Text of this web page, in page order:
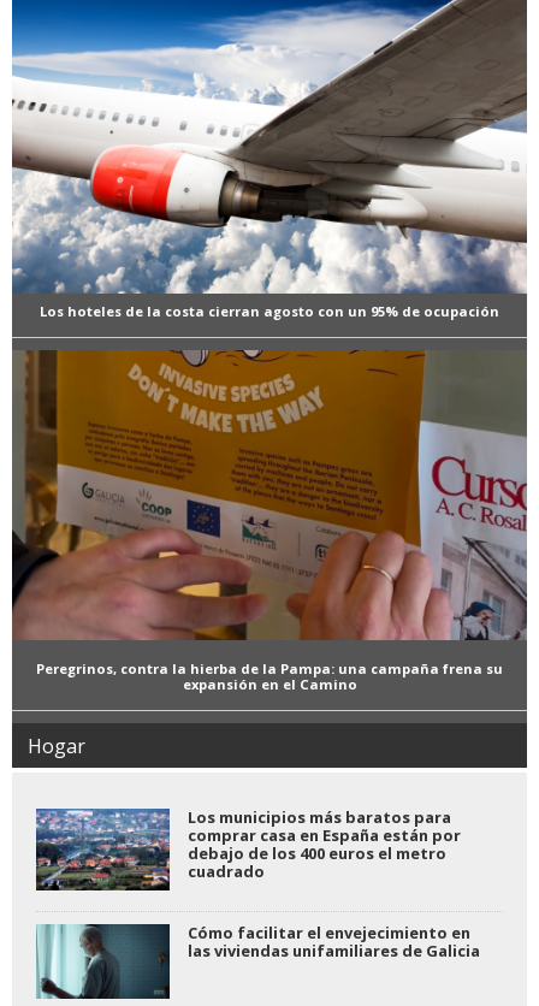
Los hoteles de la costa cierran agosto con un 95% de ocupación
Peregrinos, contra la hierba de la Pampa: una campaña frena su
expansión en el Camino
Hogar
Los municipios más baratos para
comprar casa en España están por
debajo de los 400 euros el metro
cuadrado
Cómo facilitar el envejecimiento en
las viviendas unifamiliares de Galicia